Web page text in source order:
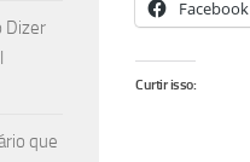
Facebook
Curtir isso:
Dizer
que